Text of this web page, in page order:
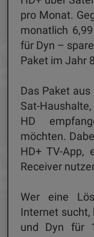
pro Monat.
monatlich
für Dyn –
Paket im Jahr
Das Paket
Sat-
HD
möchten.
HD+ TV-App,
Receiver
Wer eine
Internet sucht,
und Dyn für